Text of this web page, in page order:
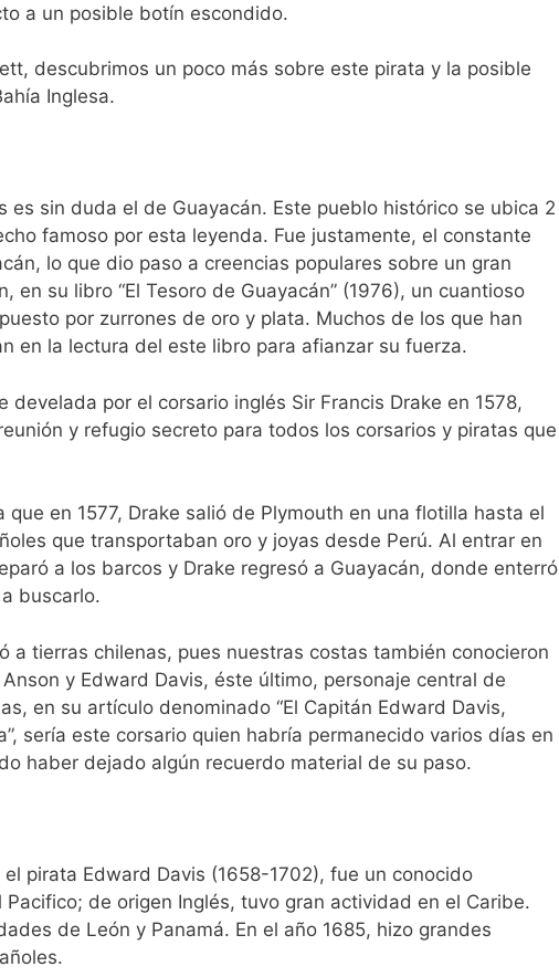
a un posible botín escondido.
descubrimos un poco más sobre este pirata y la posible
Inglesa.
es sin duda el de Guayacán. Este pueblo histórico se ubica 2
famoso por esta leyenda. Fue justamente, el constante
lo que dio paso a creencias populares sobre un gran
en su libro “El Tesoro de Guayacán” (1976), un cuantioso
por zurrones de oro y plata. Muchos de los que han
en la lectura del este libro para afianzar su fuerza.
por el corsario inglés Sir Francis Drake en 1578,
y refugio secreto para todos los corsarios y piratas que
en 1577, Drake salió de Plymouth en una flotilla hasta el
que transportaban oro y joyas desde Perú. Al entrar en
a los barcos y Drake regresó a Guayacán, donde enterró
buscarlo.
a tierras chilenas, pues nuestras costas también conocieron
y Edward Davis, éste último, personaje central de
en su artículo denominado “El Capitán Edward Davis,
sería este corsario quien habría permanecido varios días en
haber dejado algún recuerdo material de su paso.
pirata Edward Davis (1658-1702), fue un conocido
de origen Inglés, tuvo gran actividad en el Caribe.
de León y Panamá. En el año 1685, hizo grandes